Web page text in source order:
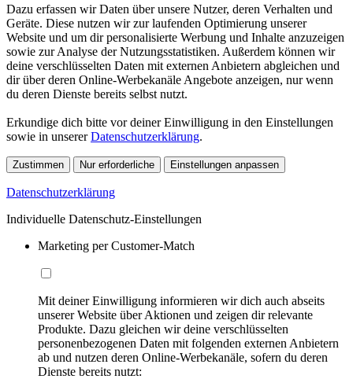
Dazu erfassen wir Daten über unsere Nutzer, deren Verhalten und
Geräte. Diese nutzen wir zur laufenden Optimierung unserer
Website und um dir personalisierte Werbung und Inhalte anzuzeigen
sowie zur Analyse der Nutzungsstatistiken. Außerdem können wir
deine verschlüsselten Daten mit externen Anbietern abgleichen und
dir über deren Online-Werbekanäle Angebote anzeigen, nur wenn
du deren Dienste bereits selbst nutzt.
Erkundige dich bitte vor deiner Einwilligung in den Einstellungen
sowie in unsererDatenschutzerklärung.
Zustimmen Nur erforderliche Einstellungen anpassen
Datenschutzerklärung
Individuelle Datenschutz-Einstellungen
Marketing per Customer-Match
Mit deiner Einwilligung informieren wir dich auch abseits
unserer Website über Aktionen und zeigen dir relevante
Produkte. Dazu gleichen wir deine verschlüsselten
personenbezogenen Daten mit folgenden externen Anbietern
ab und nutzen deren Online-Werbekanäle, sofern du deren
Dienste bereits nutzt: